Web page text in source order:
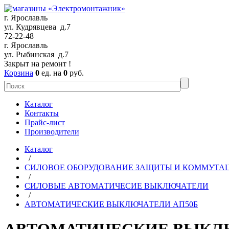
г. Ярославль
ул. Кудрявцева д.7
72-22-48
г. Ярославль
ул. Рыбинская д.7
Закрыт на ремонт !
Корзина 0 ед. на 0 руб.
Каталог
Контакты
Прайс-лист
Производители
Каталог
/
СИЛОВОЕ ОБОРУДОВАНИЕ ЗАЩИТЫ И
/
СИЛОВЫЕ АВТОМАТИЧЕСИЕ ВЫКЛЮЧАТЕЛИ
/
АВТОМАТИЧЕСКИЕ ВЫКЛЮЧАТЕЛИ АП50Б